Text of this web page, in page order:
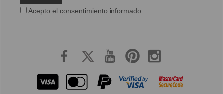
Acepto el consentimiento informado.